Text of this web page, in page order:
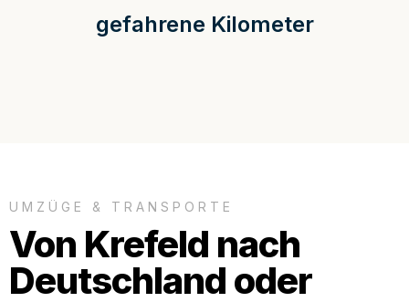
gefahrene Kilometer
UMZÜGE & TRANSPORTE
Von Krefeld nach
Deutschland oder